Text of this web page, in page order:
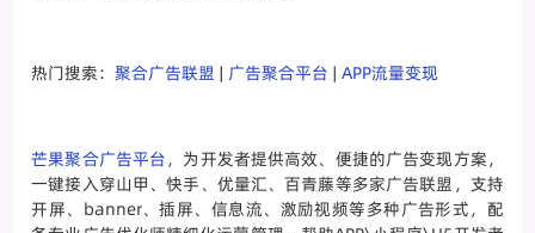
热门搜索：聚合广告联盟 | 广告聚合平台 |APP流量变现
芒果聚合广告平台 ，为开发者提供高效、便捷的广告变现方案，
一键接入穿山甲、快手、优量汇、百青藤等多家广告联盟，支持
开屏、banner、插屏、信息流、激励视频等多种广告形式，配